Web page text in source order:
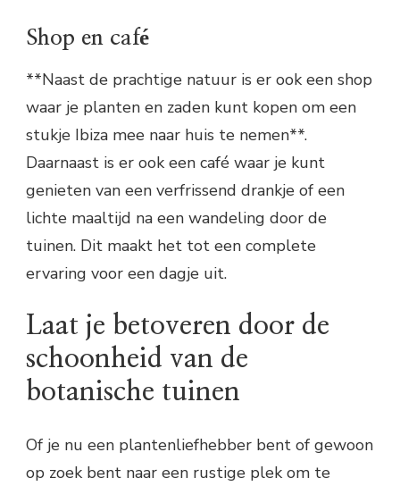
Shop en café
**Naast de prachtige natuur is er ook een shop
waar je planten en zaden kunt kopen om een
stukje Ibiza mee naar huis te nemen**.
Daarnaast is er ook een café waar je kunt
genieten van een verfrissend drankje of een
lichte maaltijd na een wandeling door de
tuinen. Dit maakt het tot een complete
ervaring voor een dagje uit.
Laat je betoveren door de
schoonheid van de
botanische tuinen
Of je nu een plantenliefhebber bent of gewoon
op zoek bent naar een rustige plek om te